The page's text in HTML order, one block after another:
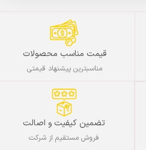
قیمت مناسب محصولات
مناسبترین پیشنهاد قیمتی
تضمین کیفیت و اصالت
فروش مستقیم از شرکت